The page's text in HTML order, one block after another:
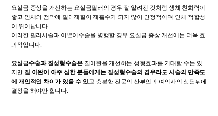
요실금 증상을 개선하는 요실금필러의 경우 잘 알려진 것처럼 생체 친화력이
좋고 인체의 점막에 필러재질이 재흡수가 되지 않아 안정적이며 인체 적합성
이 뛰어납니다.
이러한 필러시술과 이쁜이수술을 병행할 경우 요실금 증상 개선에는 더욱 효
과적입니다.
요실금수술과 질성형수술은 질이완을 개선하는 성형효과를 기대할 수는 있
지만 질 이완이 아주 심한 분들에게는 질성형수술의 경우라도 시술의 만족도
에 개인적인 차이가 있을 수 있고 충분한 전문의 산부인과 여의사의 상담뒤에
결정을 해야만 합니다.